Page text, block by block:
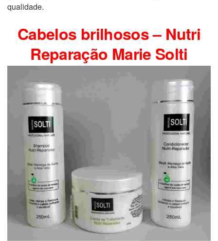
qualidade.
Cabelos brilhosos – Nutri
Reparação Marie Solti